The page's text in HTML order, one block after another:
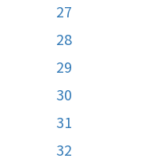
27
28
29
30
31
32